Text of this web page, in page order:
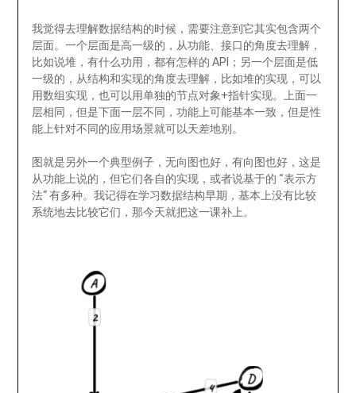
我觉得去理解数据结构的时候，需要注意到它其实包含两个
层面。一个层面是高一级的，从功能、接口的角度去理解，
比如说堆，有什么功用，都有怎样的 API；另一个层面是低
一级的，从结构和实现的角度去理解，比如堆的实现，可以
用数组实现，也可以用单独的节点对象+指针实现。上面一
层相同，但是下面一层不同，功能上可能基本一致，但是性
能上针对不同的应用场景就可以天差地别。
图就是另外一个典型例子，无向图也好，有向图也好，这是
从功能上说的，但它们各自的实现，或者说基于的 “表示方
法” 有多种。我记得在学习数据结构早期，基本上没有比较
系统地去比较它们，那今天就把这一课补上。